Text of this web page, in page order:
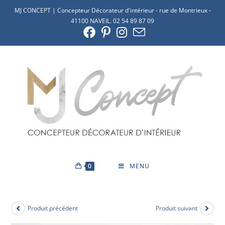
MJ CONCEPT | Concepteur Décorateur d'intérieur - rue de Montrieux -
41100 NAVEIL. 02 54 89 87 09
0 MENU
Produit précédent Produit suivant